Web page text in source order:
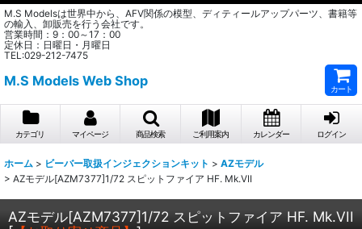
M.S Modelsは世界中から、AFV関係の模型、ディティールアップパーツ、書籍等
の輸入、卸販売を行う会社です。
営業時間：9：00～17：00
定休日：日曜日・月曜日
TEL:029-212-7475
M.S Models Web Shop
カート
カテゴリ マイページ 商品検索 ご利用案内 カレンダー ログイン
ホーム > ビーバー取扱インジェクションキット > AZモデル
> AZモデル[AZM7377]1/72 スピットファイア HF. Mk.VII
AZモデル[AZM7377]1/72 スピットファイア HF. Mk.VII